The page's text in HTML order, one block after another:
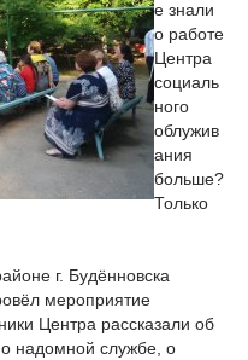
е знали
о работе
Центра
социаль
ного
облужив
ания
больше?
Только
г. Будённовска
мероприятие
Центра рассказали об
надомной службе, о